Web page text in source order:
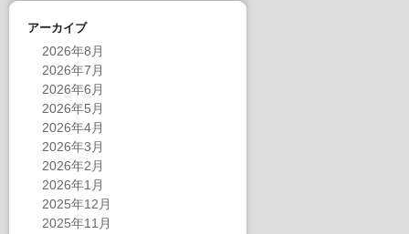
アーカイブ
2026年8月
2026年7月
2026年6月
2026年5月
2026年4月
2026年3月
2026年2月
2026年1月
2025年12月
2025年11月